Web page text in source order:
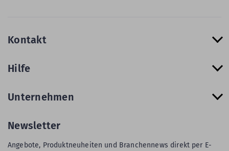
Kontakt
Hilfe
Unternehmen
Newsletter
Angebote, Produktneuheiten und Branchennews direkt per E-